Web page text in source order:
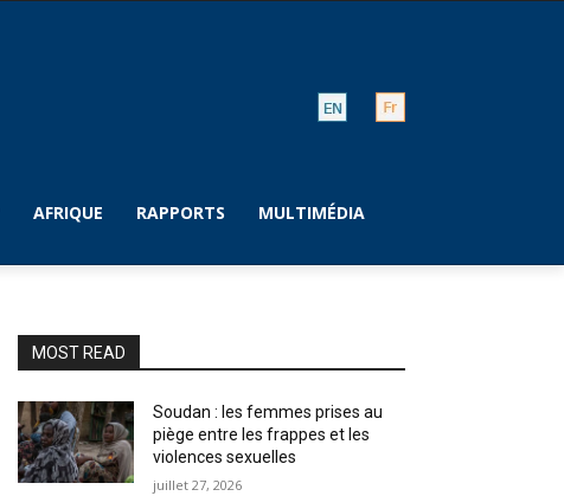
AFRIQUE RAPPORTS MULTIMÉDIA
MOST READ
Soudan : les femmes prises au
piège entre les frappes et les
violences sexuelles
juillet 27, 2026